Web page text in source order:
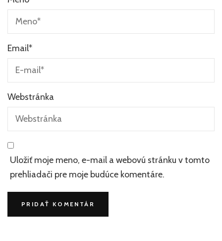
Email*
Webstránka
Uložiť moje meno, e-mail a webovú stránku v tomto
prehliadači pre moje budúce komentáre.